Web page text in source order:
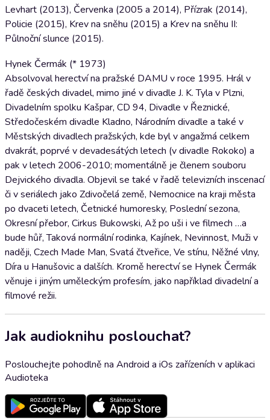
Levhart (2013), Červenka (2005 a 2014), Přízrak (2014),
Policie (2015), Krev na sněhu (2015) a Krev na sněhu II:
Půlnoční slunce (2015).
Hynek Čermák (* 1973)
Absolvoval herectví na pražské DAMU v roce 1995. Hrál v
řadě českých divadel, mimo jiné v divadle J. K. Tyla v Plzni,
Divadelním spolku Kašpar, CD 94, Divadle v Řeznické,
Středočeském divadle Kladno, Národním divadle a také v
Městských divadlech pražských, kde byl v angažmá celkem
dvakrát, poprvé v devadesátých letech (v divadle Rokoko) a
pak v letech 2006-2010; momentálně je členem souboru
Dejvického divadla. Objevil se také v řadě televizních inscenací
či v seriálech jako Zdivočelá země, Nemocnice na kraji města
po dvaceti letech, Četnické humoresky, Poslední sezona,
Okresní přebor, Cirkus Bukowski, Až po uši i ve filmech …a
bude hůř, Taková normální rodinka, Kajínek, Nevinnost, Muži v
naději, Czech Made Man, Svatá čtveřice, Ve stínu, Něžné vlny,
Díra u Hanušovic a dalších. Kromě herectví se Hynek Čermák
věnuje i jiným uměleckým profesím, jako například divadelní a
filmové režii.
Jak audioknihu poslouchat?
Poslouchejte pohodlně na Android a iOs zařízeních v aplikaci
Audioteka